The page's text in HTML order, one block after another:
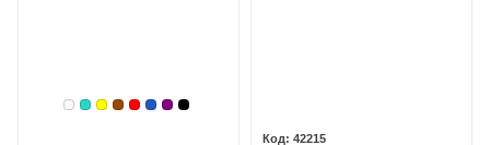
Белый
Бирюзовый
Желтый
Коричневый
Красный
Синий, темный
Фиолетовый, темный
Черный
42215